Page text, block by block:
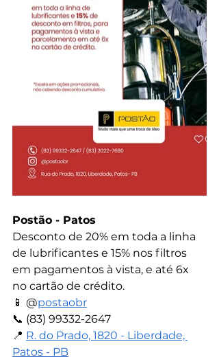
Postão - Patos
Desconto de 20% em toda a linha
de lubrificantes e 15% nos filtros
em pagamentos à vista, e até 6x
no cartão de crédito.
📱 @postaobr
📞 (83) 99332-2647
📍 R. do Prado, 1820 - Liberdade,
Patos - PB